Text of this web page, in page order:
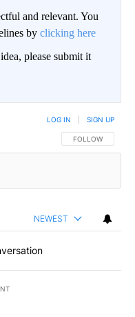
and relevant. You
by clicking here
please submit it
FOLLOW THIS
FOLLOW
LOG IN SIGN UP
NEWEST